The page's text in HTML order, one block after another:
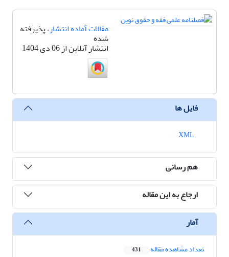
مقالات آماده انتشار، پذیرفته
شده
انتشار آنلاین از 06 دی 1404
فایل ها
هم رسانی
ارجاع به این مقاله
آمار
تعداد مشاهده مقاله 431